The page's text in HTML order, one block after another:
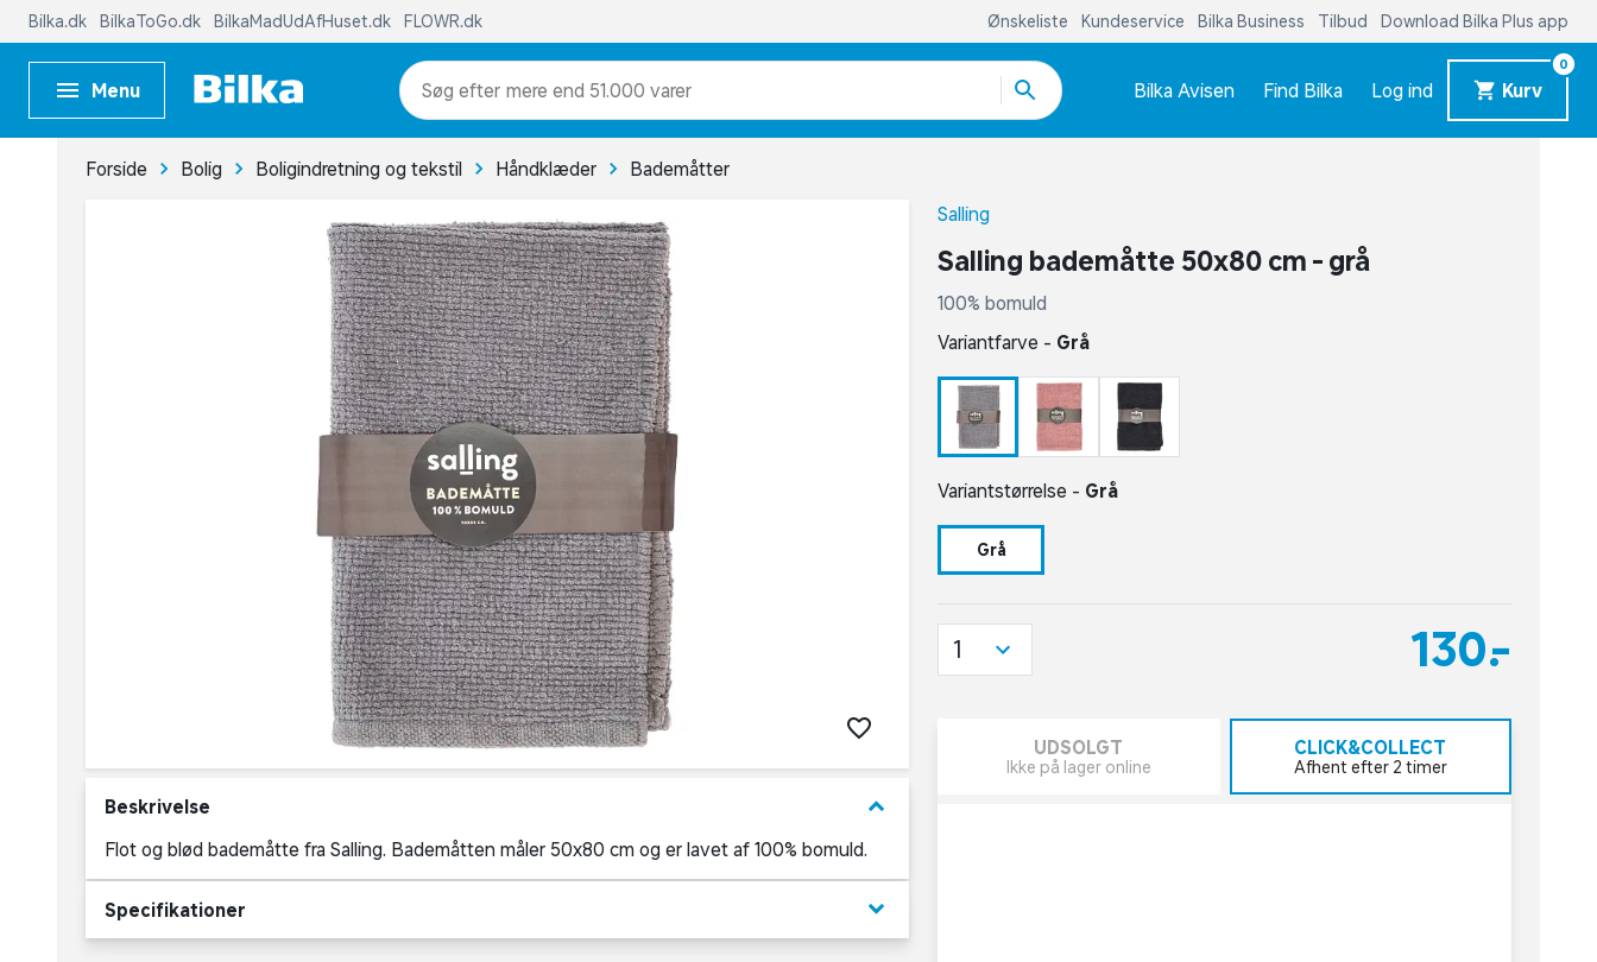
Bilka.dk BilkaToGo.dk BilkaMadUdAfHuset.dk FLOWR.dk Ønskeliste Kundeservice Bilka Business Tilbud Download Bilka Plus app
Menu mere end 51.000 varer Bilka Avisen Find Bilka Log ind Kurv
0
Forside Bolig Boligindretning og tekstil Håndklæder Bademåtter
Beskrivelse keyboard_arrow_down
Flot og blød bademåtte fra Salling. Bademåtten måler 50x80 cm og er lavet af 100% bomuld.
Specifikationer keyboard_arrow_down
Salling
Salling bademåtte 50x80 cm - grå
100% bomuld
Variantfarve - Grå
Variantstørrelse - Grå
Grå
130,-
1
UDSOLGT
Ikke på lager online
CLICK&COLLECT
Afhent efter 2 timer